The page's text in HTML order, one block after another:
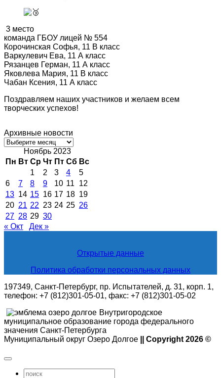
3 место
команда ГБОУ лицей № 554
Корочинская Софья, 11 В класс
Варкулевич Ева, 11 А класс
Рязанцев Герман, 11 А класс
Яковлева Мария, 11 В класс
Чабан Ксения, 11 А класс
Поздравляем наших участников и желаем всем
творческих успехов!
Архивные новости
Архивные
новостиНоябрь 2023
Пн Вт Ср Чт Пт Сб Вс
1
2 3 4
5
6
7 8 9 10 11
12
13 14 15 16 17 18 19
20 21 22 23 24 25 26
27 28 29 30
« Окт
Дек »
Открытые данные
Политика обработки персональных данных
197349, Санкт-Петербург, пр. Испытателей, д. 31, корп. 1,
телефон: +7 (812)301-05-01, факс: +7 (812)301-05-02
Внутригородское
муниципальное образование города федерального
значения Санкт-Петербурга
Муниципальный округ Озеро Долгое
|| Copyright 2026 ©